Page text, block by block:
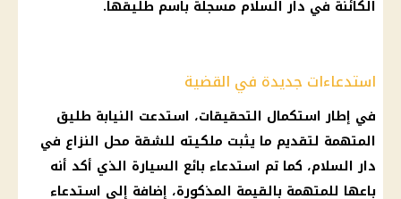
الكائنة في دار السلام مسجلة باسم طليقها.
استدعاءات جديدة في القضية
في إطار استكمال التحقيقات، استدعت النيابة طليق
المتهمة لتقديم ما يثبت ملكيته للشقة محل النزاع في
دار السلام، كما تم استدعاء بائع السيارة الذي أكد أنه
باعها للمتهمة بالقيمة المذكورة، إضافة إلى استدعاء